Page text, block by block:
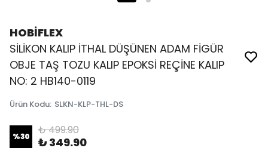
HOBİFLEX
SİLİKON KALIP İTHAL DÜŞÜNEN ADAM FİGÜR
OBJE TAŞ TOZU KALIP EPOKSİ REÇİNE KALIP
NO: 2 HB140-0119
Ürün Kodu: SLKN-KLP-THL-DS
%30 ₺ 499.90
₺ 349.90